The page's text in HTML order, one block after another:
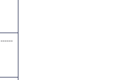
------